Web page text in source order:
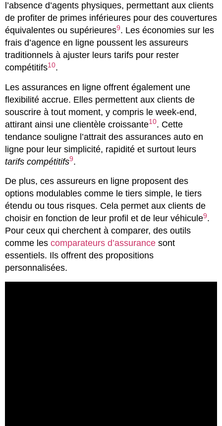
l’absence d’agents physiques, permettant aux clients
de profiter de primes inférieures pour des couvertures
équivalentes ou supérieures9. Les économies sur les
frais d’agence en ligne poussent les assureurs
traditionnels à ajuster leurs tarifs pour rester
compétitifs10.
Les assurances en ligne offrent également une
flexibilité accrue. Elles permettent aux clients de
souscrire à tout moment, y compris le week-end,
attirant ainsi une clientèle croissante10. Cette
tendance souligne l’attrait des assurances auto en
ligne pour leur simplicité, rapidité et surtout leurs
tarifs compétitifs9.
De plus, ces assureurs en ligne proposent des
options modulables comme le tiers simple, le tiers
étendu ou tous risques. Cela permet aux clients de
choisir en fonction de leur profil et de leur véhicule9.
Pour ceux qui cherchent à comparer, des outils
comme les comparateurs d’assurance sont
essentiels. Ils offrent des propositions
personnalisées.